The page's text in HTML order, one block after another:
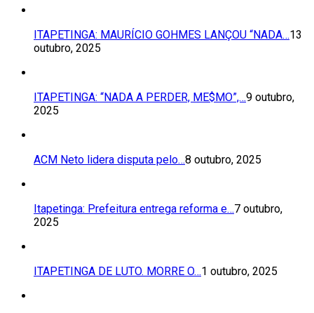
ITAPETINGA: MAURÍCIO GOHMES LANÇOU “NADA…13
outubro, 2025
ITAPETINGA: “NADA A PERDER, ME$MO”,…9 outubro,
2025
ACM Neto lidera disputa pelo…8 outubro, 2025
Itapetinga: Prefeitura entrega reforma e…7 outubro,
2025
ITAPETINGA DE LUTO. MORRE O…1 outubro, 2025